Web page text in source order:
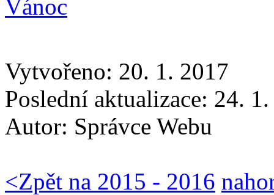
Vytvořeno: 20. 1. 2017
Poslední aktualizace: 24.
Autor: Správce Webu
<Zpět na 2015 - 2016